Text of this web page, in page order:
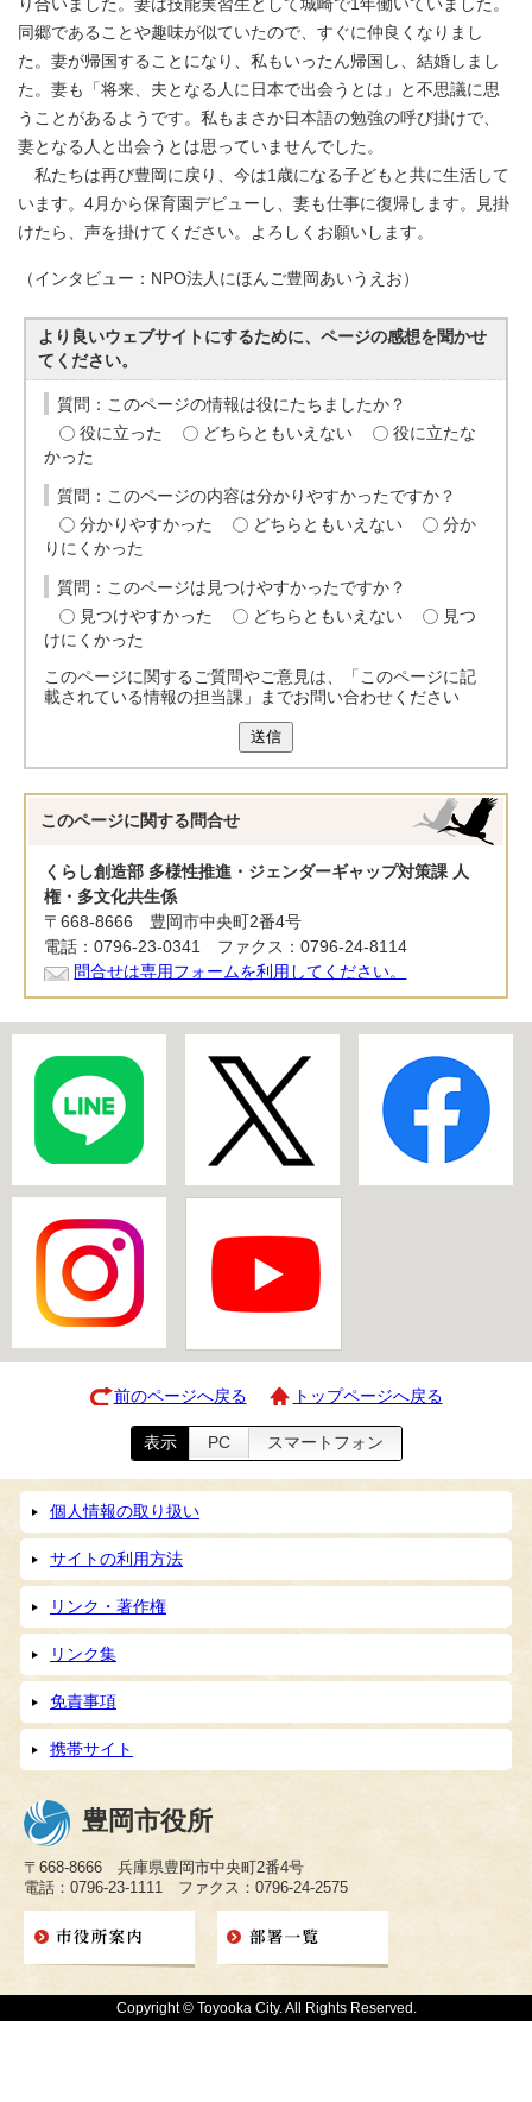
り合いました。妻は技能実習生として城崎で1年働いていました。
同郷であることや趣味が似ていたので、すぐに仲良くなりまし
た。妻が帰国することになり、私もいったん帰国し、結婚しまし
た。妻も「将来、夫となる人に日本で出会うとは」と不思議に思
うことがあるようです。私もまさか日本語の勉強の呼び掛けで、
妻となる人と出会うとは思っていませんでした。
私たちは再び豊岡に戻り、今は1歳になる子どもと共に生活して
います。4月から保育園デビューし、妻も仕事に復帰します。見掛
けたら、声を掛けてください。よろしくお願いします。
（インタビュー：NPO法人にほんご豊岡あいうえお）
より良いウェブサイトにするために、ページの感想を聞かせ
てください。
質問：このページの情報は役にたちましたか？
役に立った
どちらともいえない
役に立たな
かった
質問：このページの内容は分かりやすかったですか？
分かりやすかった
どちらともいえない
分か
りにくかった
質問：このページは見つけやすかったですか？
見つけやすかった
どちらともいえない
見つ
けにくかった
このページに関するご質問やご意見は、「このページに記
載されている情報の担当課」までお問い合わせください
送信
このページに関する 問合せ
くらし創造部 多様性推進・ジェンダーギャップ対策課 人
権・多文化共生係
〒668-8666 豊岡市中央町2番4号
電話：0796-23-0341 ファクス：0796-24-8114
問合せは専用フォームを利用してください。
前のページへ戻る トップページへ戻る
表示 PC スマートフォン
個人情報の取り扱い
サイトの利用方法
リンク・著作権
リンク集
免責事項
携帯サイト
豊岡市役所
〒668-8666 兵庫県豊岡市中央町2番4号
電話：0796-23-1111 ファクス：0796-24-2575
Copyright © Toyooka City. All Rights Reserved.